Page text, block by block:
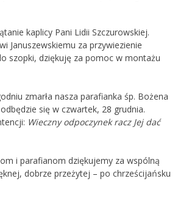
kaplicy Pani Lidii Szczurowskiej.
Januszewskiemu za przywiezienie
szopki, dziękuję za pomoc w montażu
zmarła nasza parafianka śp. Bożena
się w czwartek, 28 grudnia.
Wieczny odpoczynek racz Jej dać
i parafianom dziękujemy za wspólną
dobrze przeżytej – po chrześcijańsku